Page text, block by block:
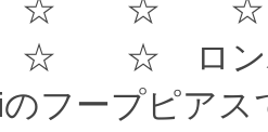
☆ ☆
ンハーマ
のフープピア